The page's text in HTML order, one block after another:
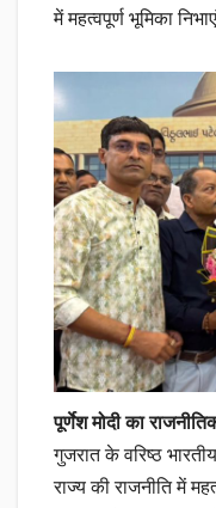
में महत्वपूर्ण भूमिका
पूर्णेश मोदी का
गुजरात के वरिष्ठ
राज्य की राजनीति में